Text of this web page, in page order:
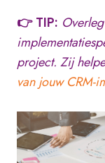
👉 TIP:
project. Zij
van jouw CRM-